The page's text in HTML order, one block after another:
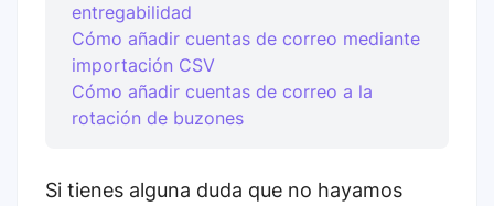
entregabilidad
Cómo añadir cuentas de correo mediante
importación CSV
Cómo añadir cuentas de correo a la
rotación de buzones
Si tienes alguna duda que no hayamos